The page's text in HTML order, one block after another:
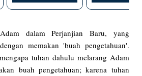
dalam Perjanjian Baru, yang
memakan 'buah pengetahuan'.
tuhan dahulu melarang Adam
buah pengetahuan; karena tuhan